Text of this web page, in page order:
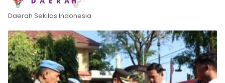
Daerah Sekilas Indonesia